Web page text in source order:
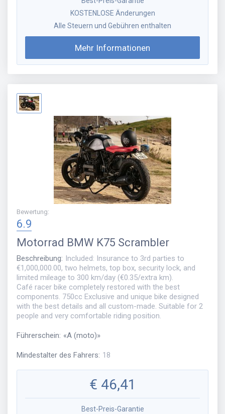
KOSTENLOSE Änderungen
Alle Steuern und Gebühren enthalten
Mehr Informationen
Bewertung:
6.9
Motorrad BMW K75 Scrambler
Beschreibung:
Included: Insurance to 3rd parties to
€1,000,000.00, two helmets, top box, security lock, and
limited mileage to 300 km/day (€0.35/extra km).
Café racer bike completely restored with the best
components. 750cc Exclusive and unique bike designed
with the best details and all custom-made. Suitable for 2
people and very comfortable riding position.
Führerschein: «A (moto)»
Mindestalter des Fahrers: 18
€ 46,41
Best-Preis-Garantie